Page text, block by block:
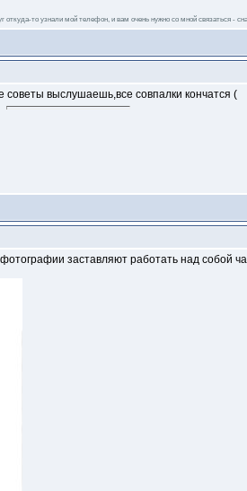
откуда-то узнали мой телефон, и вам очень нужно со мной связаться -
советы выслушаешь,все совпалки кончатся (
заставляют работать над собой